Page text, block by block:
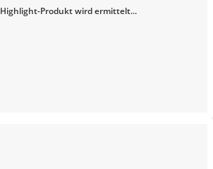
Produkt wird ermittelt...